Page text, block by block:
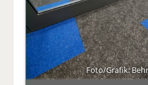
Foto/Grafik: